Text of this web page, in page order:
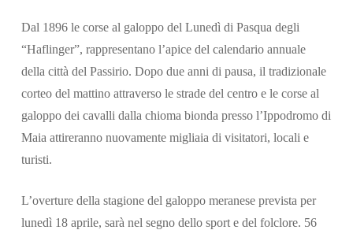
Cerca
Dal 1896 le corse al galoppo del Lunedì di Pasqua degli
“Haflinger”, rappresentano l’apice del calendario annuale
della città del Passirio. Dopo due anni di pausa, il tradizionale
corteo del mattino attraverso le strade del centro e le corse al
galoppo dei cavalli dalla chioma bionda presso l’Ippodromo di
Maia attireranno nuovamente migliaia di visitatori, locali e
turisti.
L’overture della stagione del galoppo meranese prevista per
lunedì 18 aprile, sarà nel segno dello sport e del folclore. 56